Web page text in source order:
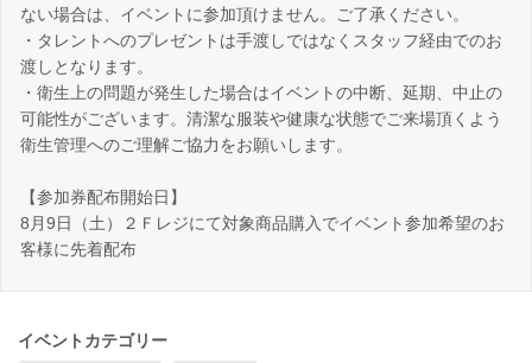
ない場合は、イベントに参加頂けません。ご了承ください。
・タレントへのプレゼントは手渡しではなくスタッフ経由でのお
渡しとなります。
・衛生上の問題が発生した場合はイベントの中断、延期、中止の
可能性がございます。清潔な服装や健康な状態でご来場頂くよう
衛生管理へのご理解ご協力をお願いします。
【参加券配布開始日】
8月9日（土）２Ｆレジにて対象商品購入でイベント参加希望のお
客様に先着配布
イベントカテゴリー